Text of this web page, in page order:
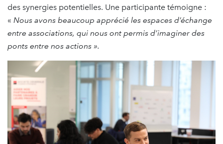
des synergies potentielles. Une participante témoigne :
« Nous avons beaucoup apprécié les espaces d’échange
entre associations, qui nous ont permis d’imaginer des
ponts entre nos actions ».